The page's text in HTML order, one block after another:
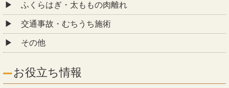
ふくらはぎ・太ももの肉離れ
交通事故・むちうち施術
その他
お役立ち情報